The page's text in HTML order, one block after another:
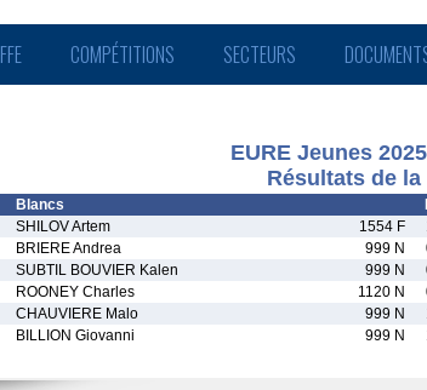
FFE COMPÉTITIONS SECTEURS
EURE Jeunes
Résultats de la
Blancs
SHILOV Artem 1554 F
BRIERE Andrea 999 N
SUBTIL BOUVIER Kalen 999 N
ROONEY Charles 1120 N
CHAUVIERE Malo 999 N
BILLION Giovanni 999 N